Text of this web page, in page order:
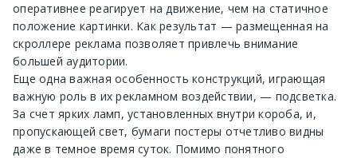
оперативнее реагирует на движение, чем на статичное
положение картинки. Как результат — размещенная на
скроллере реклама позволяет привлечь внимание
большей аудитории.
Еще одна важная особенность конструкций, играющая
важную роль в их рекламном воздействии, — подсветка.
За счет ярких ламп, установленных внутри короба, и,
пропускающей свет, бумаги постеры отчетливо видны
даже в темное время суток. Помимо понятного